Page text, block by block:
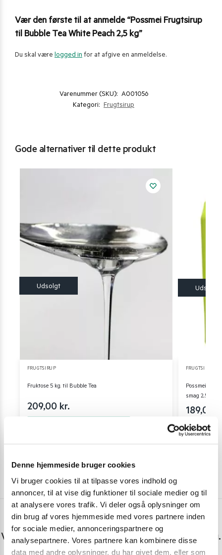
Denne hjemmeside bruger cookies
Vi bruger cookies til at tilpasse vores indhold og
annoncer, til at vise dig funktioner til sociale medier og til
at analysere vores trafik. Vi deler også oplysninger om
din brug af vores hjemmeside med vores partnere inden
for sociale medier, annonceringspartnere og
analysepartnere. Vores partnere kan kombinere disse
data med andre oplysninger, du har givet dem, eller som
Vær den første til at anmelde “Possmei Frugtsirup
til Bubble Tea White Peach 2,5 kg”
Du skal være logged in for at afgive en anmeldelse.
Varenummer (SKU): A001056
Kategori: Frugtsirup
Gode alternativer til dette produkt
FRUGTSIRUP
Fruktose 5 kg. til Bubble Tea
209,00 kr.
FRUGTSIRUP
Possmei
smag 2,5 liter
189,00
Har du spørgsmål eller brug for hjælp?
Vi er lige her. Kundeservice sidder klar til at hjælpe dig.